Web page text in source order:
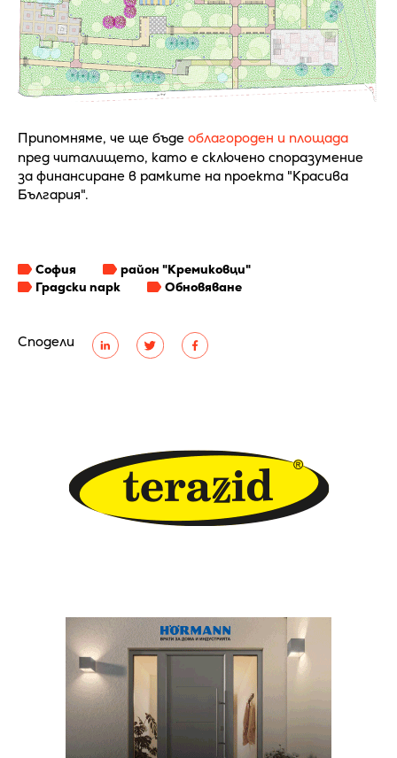
Сподели
Припомняме, че ще бъде облагороден и площада
пред читалището, като е сключено споразумение
за финансиране в рамките на проекта "Красива
България".
София
район "Кремиковци"
Градски парк
Обновяване